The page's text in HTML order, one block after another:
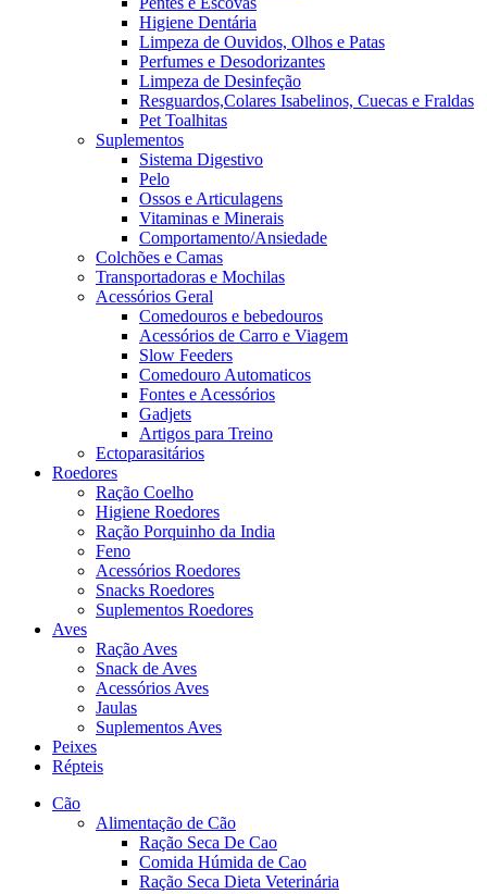
Higiene Dentária
Limpeza de Ouvidos, Olhos e Patas
Perfumes e Desodorizantes
Limpeza de Desinfeção
Resguardos,Colares Isabelinos, Cuecas e Fraldas
Pet Toalhitas
Suplementos
Sistema Digestivo
Pelo
Ossos e Articulagens
Vitaminas e Minerais
Comportamento/Ansiedade
Colchões e Camas
Transportadoras e Mochilas
Acessórios Geral
Comedouros e bebedouros
Acessórios de Carro e Viagem
Slow Feeders
Comedouro Automaticos
Fontes e Acessórios
Gadjets
Artigos para Treino
Ectoparasitários
Roedores
Ração Coelho
Higiene Roedores
Ração Porquinho da India
Feno
Acessórios Roedores
Snacks Roedores
Suplementos Roedores
Aves
Ração Aves
Snack de Aves
Acessórios Aves
Jaulas
Suplementos Aves
Peixes
Répteis
Cão
Alimentação de Cão
Ração Seca De Cao
Comida Húmida de Cao
Ração Seca Dieta Veterinária